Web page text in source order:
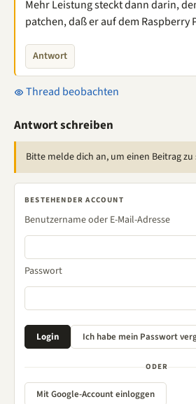
Mehr Leistung steckt dann darin,
patchen, daß er auf dem Raspberry
Antwort
Thread beobachten
Antwort schreiben
Bitte melde dich an, um einen Beitrag zu
BESTEHENDER ACCOUNT
Benutzername oder E-Mail-Adresse
Passwort
ODER
Mit Google-Account einloggen